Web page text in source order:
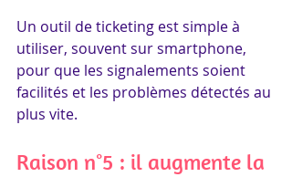
Un outil de ticketing est simple à
utiliser, souvent sur smartphone,
pour que les signalements soient
facilités et les problèmes détectés au
plus vite.
Raison n°5 : il augmente la